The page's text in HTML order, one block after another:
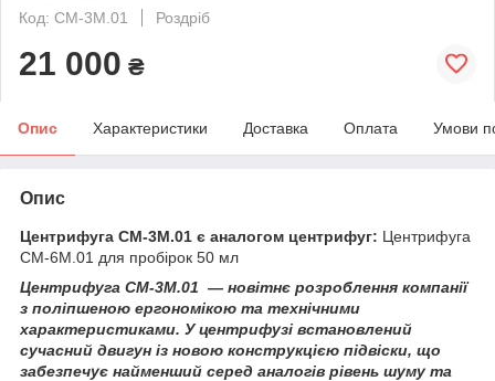
Код: СМ-3М.01
Роздріб
21 000 ₴
Опис Характеристики Доставка Оплата Умови
Опис
Центрифуга СМ-3M.01 є аналогом центрифуг: Центрифуга
CM-6M.01 для пробірок 50 мл
Центрифуга CM-3М.01 — новітнє розроблення компанії
з поліпшеною ергономікою та технічними
характеристиками. У центрифузі встановлений
сучасний двигун із новою конструкцією підвіски, що
забезпечує найменший серед аналогів рівень шуму та